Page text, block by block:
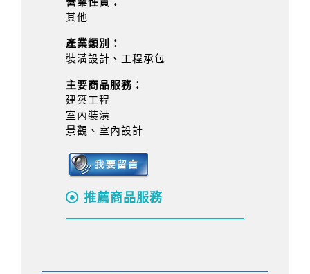
其他
產業類別：
裝潢設計、工程承包
主要商品服務：
建築工程
室內裝潢
景觀、室內設計
推薦商品服務